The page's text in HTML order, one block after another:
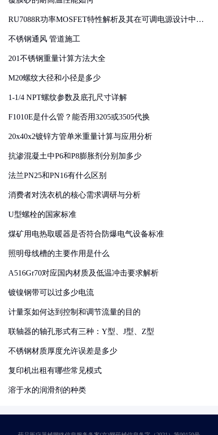
RU7088R功率MOSFET特性解析及其在可调电源设计中的
不锈钢通风 管道施工
201不锈钢重量计算方法大全
M20螺纹大径和小径是多少
1-1/4 NPT螺纹参数及底孔尺寸详解
F1010E是什么管？能否用3205或3505代换
20x40x2镀锌方管单米重量计算与应用分析
抗渗混凝土中P6和P8膨胀剂分别加多少
法兰PN25和PN16有什么区别
消费者对洗衣机的核心需求调研与分析
U型螺栓的国家标准
煤矿用电热取暖器是否符合防爆电气设备标准
照明母线槽的主要作用是什么
A516Gr70对应国内材质及低温冲击要求解析
镀镍钢带可以过多少电流
计量泵如何达到控制和调节流量的目的
联轴器的轴孔形式有三种：Y型、J型、Z型
不锈钢材质厚度允许误差是多少
复印机出租有哪些常见模式
溶于水的润滑剂的种类